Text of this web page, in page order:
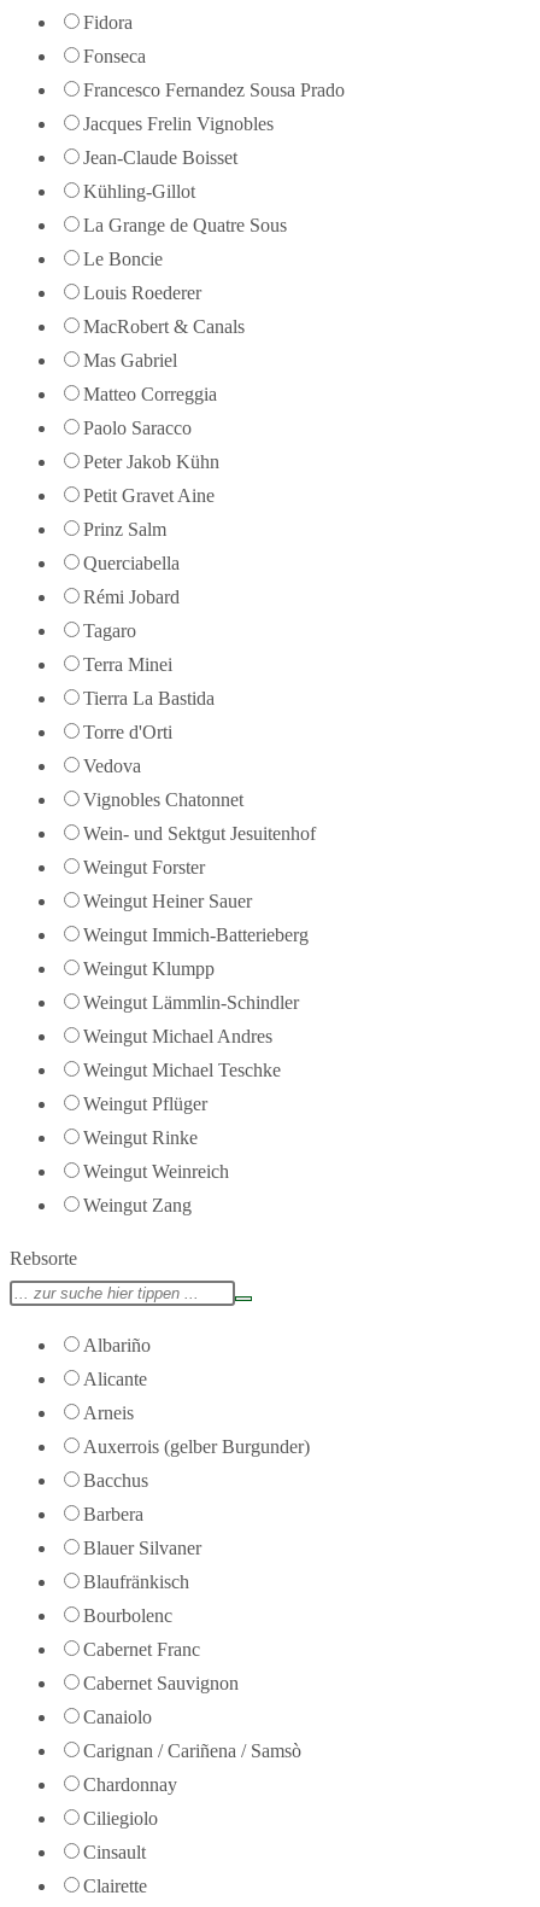
Fidora
Fonseca
Francesco Fernandez Sousa Prado
Jacques Frelin Vignobles
Jean-Claude Boisset
Kühling-Gillot
La Grange de Quatre Sous
Le Boncie
Louis Roederer
MacRobert & Canals
Mas Gabriel
Matteo Correggia
Paolo Saracco
Peter Jakob Kühn
Petit Gravet Aine
Prinz Salm
Querciabella
Rémi Jobard
Tagaro
Terra Minei
Tierra La Bastida
Torre d'Orti
Vedova
Vignobles Chatonnet
Wein- und Sektgut Jesuitenhof
Weingut Forster
Weingut Heiner Sauer
Weingut Immich-Batterieberg
Weingut Klumpp
Weingut Lämmlin-Schindler
Weingut Michael Andres
Weingut Michael Teschke
Weingut Pflüger
Weingut Rinke
Weingut Weinreich
Weingut Zang
Rebsorte
Albariño
Alicante
Arneis
Auxerrois (gelber Burgunder)
Bacchus
Barbera
Blauer Silvaner
Blaufränkisch
Bourbolenc
Cabernet Franc
Cabernet Sauvignon
Canaiolo
Carignan / Cariñena / Samsò
Chardonnay
Ciliegiolo
Cinsault
Clairette